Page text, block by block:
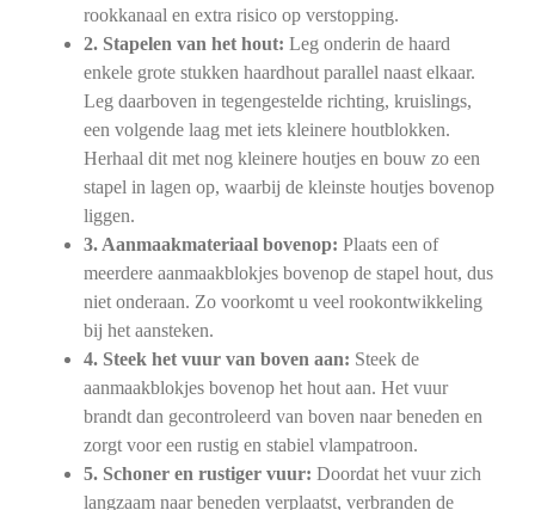
rookkanaal en extra risico op verstopping.
2. Stapelen van het hout: Leg onderin de haard
enkele grote stukken haardhout parallel naast elkaar.
Leg daarboven in tegengestelde richting, kruislings,
een volgende laag met iets kleinere houtblokken.
Herhaal dit met nog kleinere houtjes en bouw zo een
stapel in lagen op, waarbij de kleinste houtjes bovenop
liggen.
3. Aanmaakmateriaal bovenop: Plaats een of
meerdere aanmaakblokjes bovenop de stapel hout, dus
niet onderaan. Zo voorkomt u veel rookontwikkeling
bij het aansteken.
4. Steek het vuur van boven aan: Steek de
aanmaakblokjes bovenop het hout aan. Het vuur
brandt dan gecontroleerd van boven naar beneden en
zorgt voor een rustig en stabiel vlampatroon.
5. Schoner en rustiger vuur: Doordat het vuur zich
langzaam naar beneden verplaatst, verbranden de